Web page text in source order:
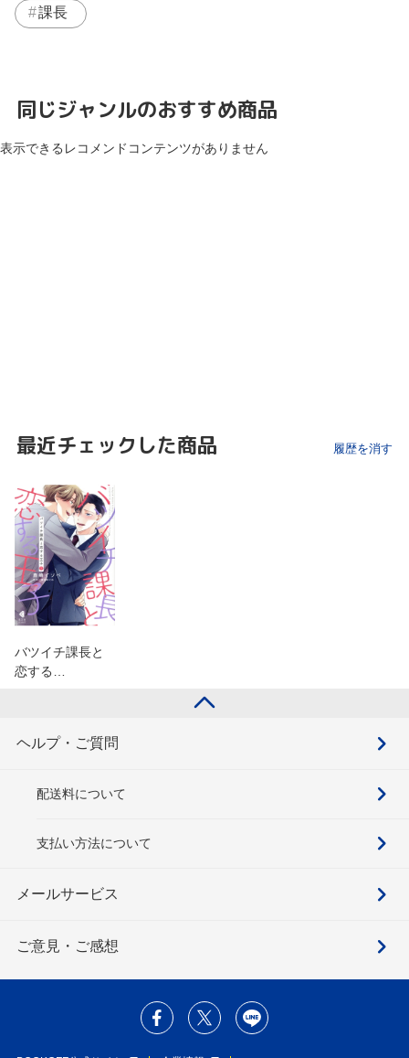
課長
同じジャンルのおすすめ商品
表示できるレコメンドコンテンツがありません
最近チェックした商品 履歴を消す
バツイチ課長と
恋する…
ヘルプ・ご質問
配送料について
支払い方法について
メールサービス
ご意見・ご感想